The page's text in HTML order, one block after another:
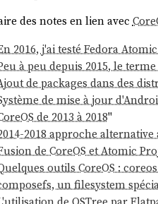
des notes en lien avec
2016, j'ai testé Fedora
à peu depuis 2015, le
de packages dans des
de mise à jour
de 2013 à 2018"
2018 approche
de CoreOS et Atomic
outils CoreOS :
un filesystem